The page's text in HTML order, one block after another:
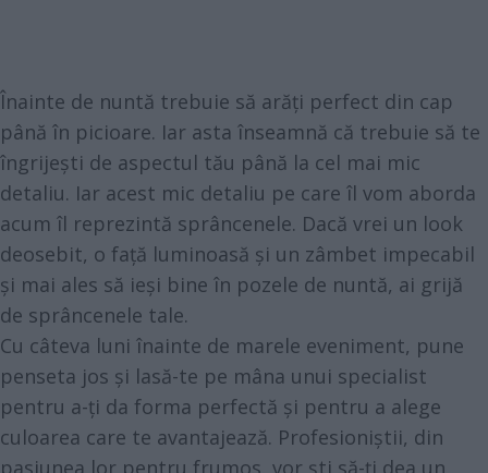
Înainte de nuntă trebuie să arăți perfect din cap
până în picioare. Iar asta înseamnă că trebuie să te
îngrijești de aspectul tău până la cel mai mic
detaliu. Iar acest mic detaliu pe care îl vom aborda
acum îl reprezintă sprâncenele. Dacă vrei un look
deosebit, o față luminoasă și un zâmbet impecabil
și mai ales să ieși bine în pozele de nuntă, ai grijă
de sprâncenele tale.
Cu câteva luni înainte de marele eveniment, pune
penseta jos și lasă-te pe mâna unui specialist
pentru a-ți da forma perfectă și pentru a alege
culoarea care te avantajează. Profesioniștii, din
pasiunea lor pentru frumos, vor ști să-ți dea un